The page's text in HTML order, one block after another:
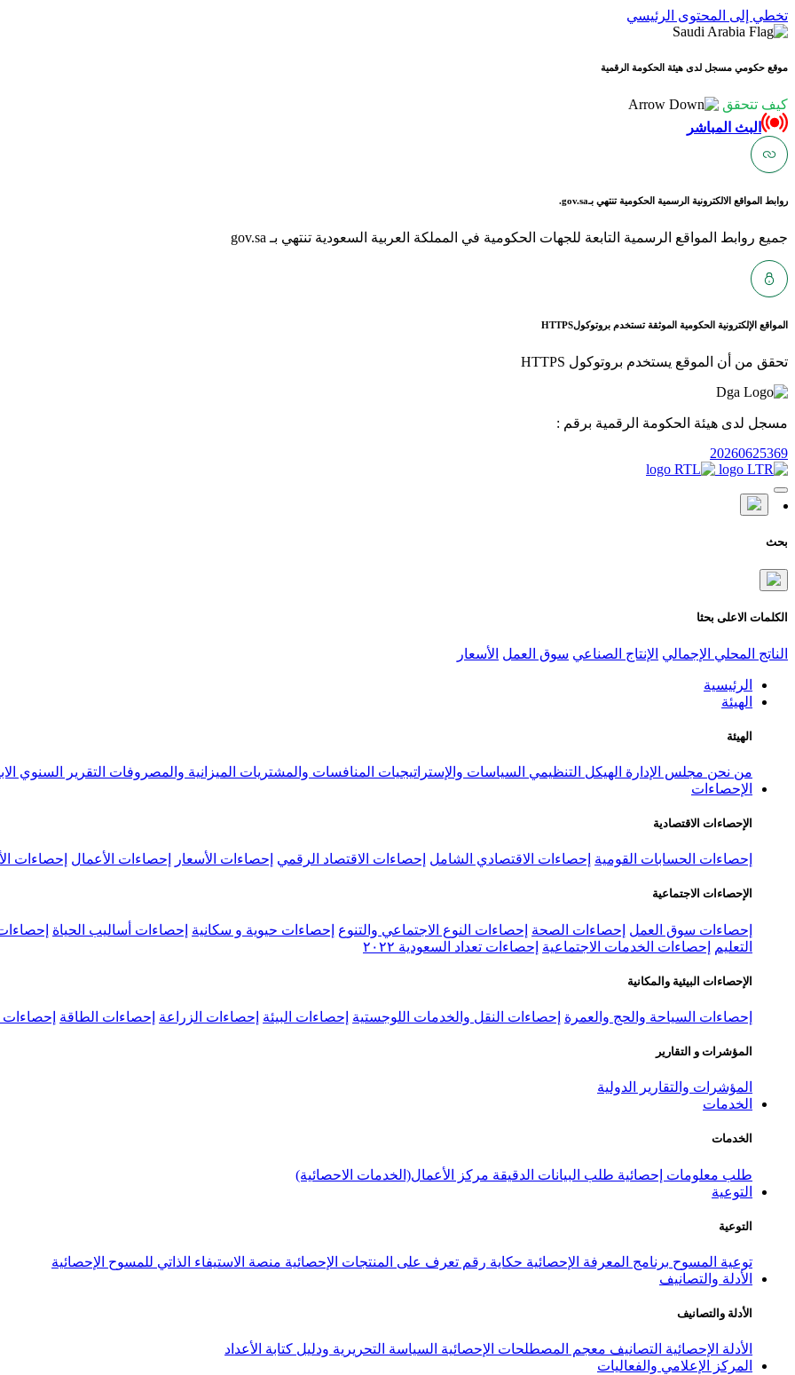
تخطي إلى المحتوى الرئيسي
موقع حكومي مسجل لدى هيئة الحكومة الرقمية
كيف تتحقق
البث المباشر
روابط المواقع الالكترونية الرسمية الحكومية تنتهي بـgov.sa.
جميع روابط المواقع الرسمية التابعة للجهات الحكومية في المملكة العربية السعودية تنتهي بـ gov.sa
المواقع الإلكترونية الحكومية الموثقة تستخدم بروتوكولHTTPS
تحقق من أن الموقع يستخدم بروتوكول HTTPS
مسجل لدى هيئة الحكومة الرقمية برقم :
20260625369
بحث
الكلمات الاعلى بحثا
الناتج المحلي الإجمالي الإنتاج الصناعي سوق العمل الأسعار
الرئيسية
الهيئة
الهيئة
من نحن مجلس الإدارة الهيكل التنظيمي السياسات والإستراتيجيات المنافسات والمشتريات الميزانية والمصروفات التقرير السنوي
الإحصاءات
الإحصاءات الاقتصادية
إحصاءات الحسابات القومية إحصاءات الاقتصادي الشامل إحصاءات الاقتصاد الرقمي إحصاءات الأسعار إحصاءات الأعمال إحصاءات
الإحصاءات الاجتماعية
إحصاءات سوق العمل إحصاءات الصحة إحصاءات النوع الاجتماعي والتنوع إحصاءات حيوية و سكانية إحصاءات أساليب الحياة
التعليم
إحصاءات الخدمات الاجتماعية إحصاءات تعداد السعودية ٢٠٢٢
الإحصاءات البيئية والمكانية
إحصاءات السياحة والحج والعمرة إحصاءات النقل والخدمات اللوجستية إحصاءات البيئة إحصاءات الزراعة إحصاءات الطاقة إحصاءات
المؤشرات و التقارير
المؤشرات والتقارير الدولية
الخدمات
الخدمات
طلب معلومات إحصائية طلب البيانات الدقيقة مركز الأعمال(الخدمات الاحصائية)
التوعية
التوعية
توعية المسوح برنامج المعرفة الإحصائية حكاية رقم تعرف على المنتجات الإحصائية منصة الاستيفاء الذاتي للمسوح الإحصائية
الأدلة والتصانيف
الأدلة والتصانيف
الأدلة الإحصائية التصانيف معجم المصطلحات الإحصائية السياسة التحريرية ودليل كتابة الأعداد
المركز الإعلامي والفعاليات